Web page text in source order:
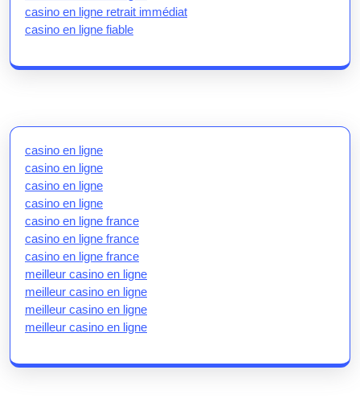
casino en ligne retrait immédiat
casino en ligne fiable
casino en ligne
casino en ligne
casino en ligne
casino en ligne
casino en ligne france
casino en ligne france
casino en ligne france
meilleur casino en ligne
meilleur casino en ligne
meilleur casino en ligne
meilleur casino en ligne